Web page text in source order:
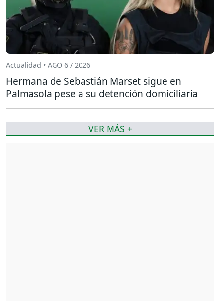
Actualidad • AGO 6 / 2026
Hermana de Sebastián Marset sigue en
Palmasola pese a su detención domiciliaria
VER MÁS +